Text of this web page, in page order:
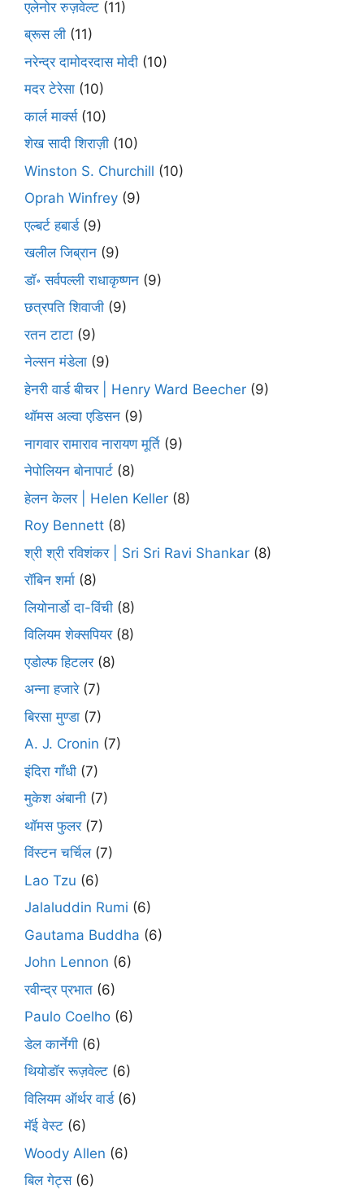
एलेनोर रुज़वेल्ट (11)
ब्रूस ली (11)
नरेन्द्र दामोदरदास मोदी (10)
मदर टेरेसा (10)
कार्ल मार्क्स(10)
शेख सादी शिराज़ी (10)
Winston S. Churchill (10)
Oprah Winfrey (9)
एल्बर्ट हबार्ड(9)
खलील जिब्रान (9)
डॉ॰ सर्वपल्ली राधाकृष्णन (9)
छत्रपति शिवाजी (9)
रतन टाटा (9)
नेल्सन मंडेला (9)
हेनरी वार्ड बीचर | Henry Ward Beecher (9)
थॉमस अल्वा एडिसन (9)
नागवार रामाराव नारायण मूर्ति (9)
नेपोलियन बोनापार्ट (8)
हेलन केलर | Helen Keller (8)
Roy Bennett (8)
श्री श्री रविशंकर | Sri Sri Ravi Shankar (8)
रॉबिन शर्मा (8)
लियोनार्डो दा-विंची (8)
विलियम शेक्सपियर(8)
एडोल्फ हिटलर(8)
अन्ना हजारे(7)
बिरसा मुण्डा (7)
A. J. Cronin (7)
इंदिरा गाँधी (7)
मुकेश अंबानी (7)
थॉमस फुलर(7)
विंस्टन चर्चिल(7)
Lao Tzu (6)
Jalaluddin Rumi (6)
Gautama Buddha (6)
John Lennon (6)
रवीन्द्र प्रभात (6)
Paulo Coelho (6)
डेल कार्नेगी (6)
थियोडॉर रूज़वेल्ट (6)
विलियम ऑर्थर वार्ड(6)
मॅई वेस्ट (6)
Woody Allen (6)
बिल गेट्स(6)